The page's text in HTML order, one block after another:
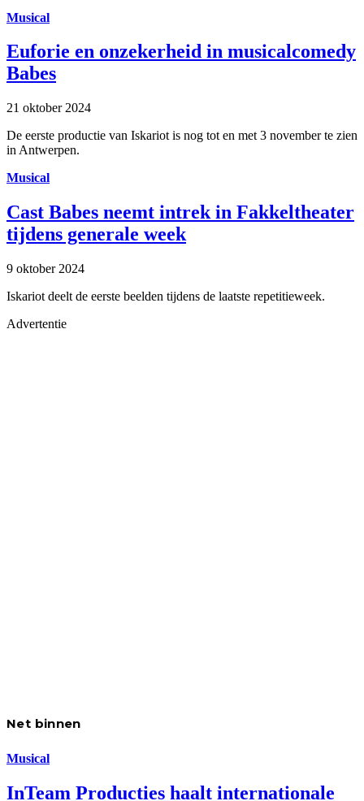
Musical
Euforie en onzekerheid in musicalcomedy
Babes
21 oktober 2024
De eerste productie van Iskariot is nog tot en met 3 november te zien
in Antwerpen.
Musical
Cast Babes neemt intrek in Fakkeltheater
tijdens generale week
9 oktober 2024
Iskariot deelt de eerste beelden tijdens de laatste repetitieweek.
Advertentie
Net binnen
Musical
InTeam Producties haalt internationale